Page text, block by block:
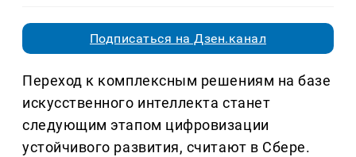
Подписаться на Дзен.канал
Переход к комплексным решениям на базе
искусственного интеллекта станет
следующим этапом цифровизации
устойчивого развития, считают в Сбере.